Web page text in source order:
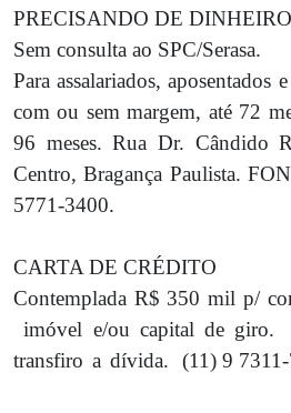
PRECISANDO DE
Sem consulta ao SPC/Serasa.
Para assalariados, aposentados
com ou sem margem, até 72
96 meses. Rua Dr. Cândido
Centro, Bragança Paulista.
5771-3400.
CARTA DE CRÉDITO
Contemplada R$ 350 mil p/
imóvel e/ou capital de giro.
transfiro a dívida. (11) 9